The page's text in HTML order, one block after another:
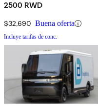
2500 RWD
$32,690 Buena oferta
Incluye tarifas de conc.